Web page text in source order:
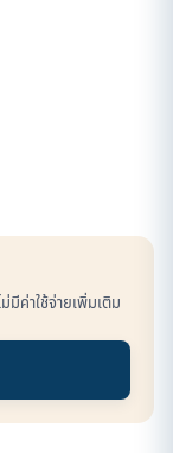
มีค่าใช้จ่ายเพิ่มเติม